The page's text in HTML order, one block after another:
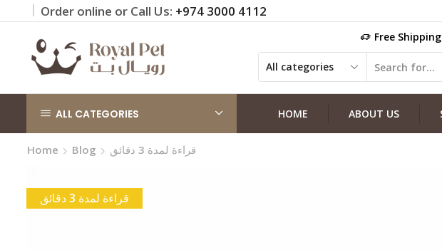
Order online or Call Us: +974 3000 4112
orders QAR 100+ Free
ALL CATEGORIES HOME ABOUT US
Home Blog قراءة لمدة 3 دقائق
قراءة لمدة 3 دقائق